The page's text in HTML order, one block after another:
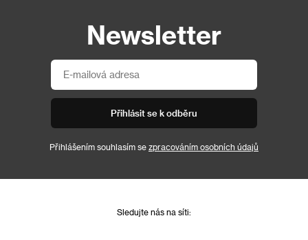
Newsletter
Přihlásit se k odběru
Přihlášením souhlasím se zpracováním osobních údajů
Sledujte nás na síti: